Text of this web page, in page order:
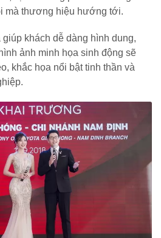
mà thương hiệu hướng tới.
khách dễ dàng hình dung,
ảnh minh họa sinh động sẽ
khắc họa nổi bật tinh thần và